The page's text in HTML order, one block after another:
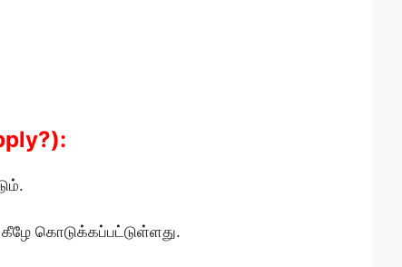
கீழே கொடுக்கப்பட்டுள்ளது.